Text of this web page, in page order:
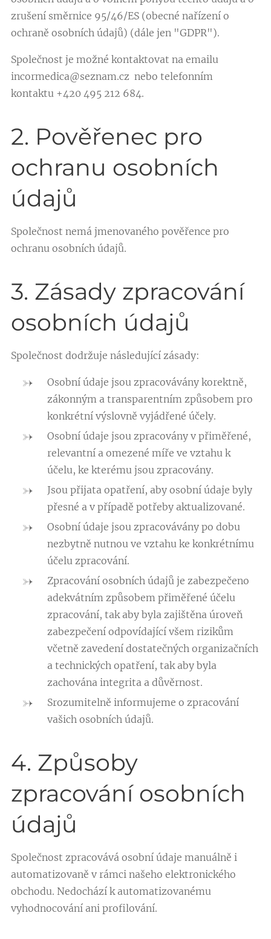
zrušení směrnice 95/46/ES (obecné nařízení o
ochraně osobních údajů) (dále jen "GDPR").
Společnost je možné kontaktovat na emailu
incormedica@seznam.cz nebo telefonním
kontaktu +420 495 212 684.
2. Pověřenec pro
ochranu osobních
údajů
Společnost nemá jmenovaného pověřence pro
ochranu osobních údajů.
3. Zásady zpracování
osobních údajů
Společnost dodržuje následující zásady:
Osobní údaje jsou zpracovávány korektně,
zákonným a transparentním způsobem pro
konkrétní výslovně vyjádřené účely.
Osobní údaje jsou zpracovány v přiměřené,
relevantní a omezené míře ve vztahu k
účelu, ke kterému jsou zpracovány.
Jsou přijata opatření, aby osobní údaje byly
přesné a v případě potřeby aktualizované.
Osobní údaje jsou zpracovávány po dobu
nezbytně nutnou ve vztahu ke konkrétnímu
účelu zpracování.
Zpracování osobních údajů je zabezpečeno
adekvátním způsobem přiměřené účelu
zpracování, tak aby byla zajištěna úroveň
zabezpečení odpovídající všem rizikům
včetně zavedení dostatečných organizačních
a technických opatření, tak aby byla
zachována integrita a důvěrnost.
Srozumitelně informujeme o zpracování
vašich osobních údajů.
4. Způsoby
zpracování osobních
údajů
Společnost zpracovává osobní údaje manuálně i
automatizovaně v rámci našeho elektronického
obchodu. Nedochází k automatizovanému
vyhodnocování ani profilování.